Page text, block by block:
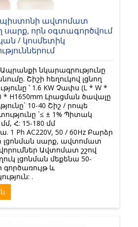
ավտոմատ
սարք, որն օգտագործվում
/ կոսմետիկ
նկարագրությունը
Շիշի հեղուկով լցնող
՝ 1.6 KW Չափս (L * W *
* H1650mm Լրացման ծավալը
10-40 Շիշ / րոպե
`≤ ± 1% Պիտակ
Հ: 15-180 մմ
1 Ph AC220V, 50 / 60Hz Բարձր
լցոնման սարք, ավտոմատ
Ավտոմատ շշով
լցոնման մեքենա 50-
գործառույթ և
.